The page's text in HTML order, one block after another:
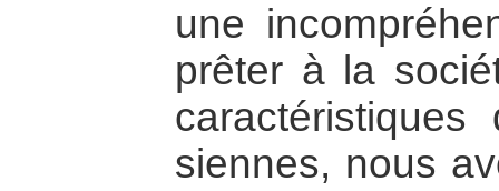
une
prêter à la
siennes, nous